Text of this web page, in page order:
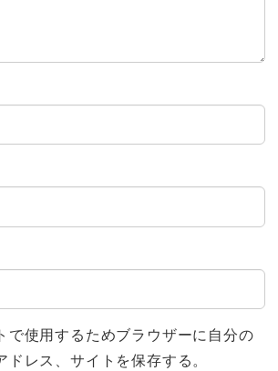
で使用するためブラウザーに自分の
レス、サイトを保存する。